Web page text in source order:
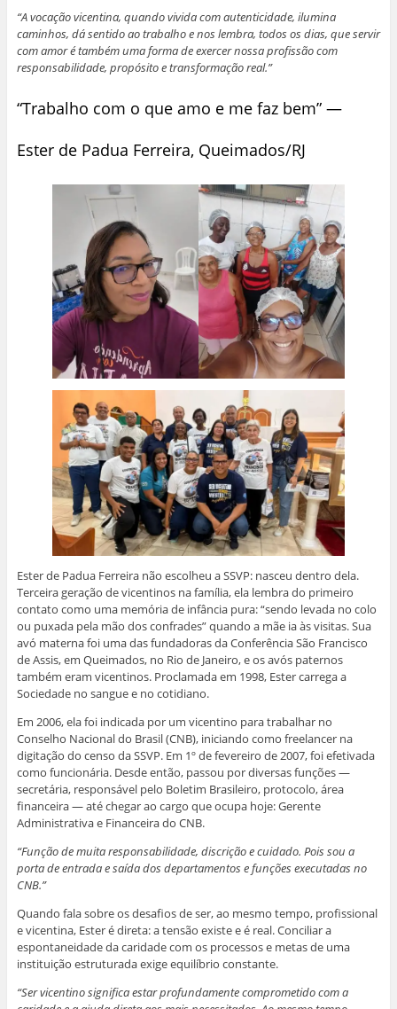
“A vocação vicentina, quando vivida com autenticidade, ilumina
caminhos, dá sentido ao trabalho e nos lembra, todos os dias, que servir
com amor é também uma forma de exercer nossa profissão com
responsabilidade, propósito e transformação real.”
“Trabalho com o que amo e me faz bem” —
Ester de Padua Ferreira, Queimados/RJ
Ester de Padua Ferreira não escolheu a SSVP: nasceu dentro dela.
Terceira geração de vicentinos na família, ela lembra do primeiro
contato como uma memória de infância pura: “sendo levada no colo
ou puxada pela mão dos confrades” quando a mãe ia às visitas. Sua
avó materna foi uma das fundadoras da Conferência São Francisco
de Assis, em Queimados, no Rio de Janeiro, e os avós paternos
também eram vicentinos. Proclamada em 1998, Ester carrega a
Sociedade no sangue e no cotidiano.
Em 2006, ela foi indicada por um vicentino para trabalhar no
Conselho Nacional do Brasil (CNB), iniciando como freelancer na
digitação do censo da SSVP. Em 1º de fevereiro de 2007, foi efetivada
como funcionária. Desde então, passou por diversas funções —
secretária, responsável pelo Boletim Brasileiro, protocolo, área
financeira — até chegar ao cargo que ocupa hoje: Gerente
Administrativa e Financeira do CNB.
“Função de muita responsabilidade, discrição e cuidado. Pois sou a
porta de entrada e saída dos departamentos e funções executadas no
CNB.”
Quando fala sobre os desafios de ser, ao mesmo tempo, profissional
e vicentina, Ester é direta: a tensão existe e é real. Conciliar a
espontaneidade da caridade com os processos e metas de uma
instituição estruturada exige equilíbrio constante.
“Ser vicentino significa estar profundamente comprometido com a